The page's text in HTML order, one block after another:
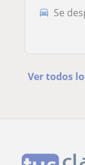
Se
Ver todos